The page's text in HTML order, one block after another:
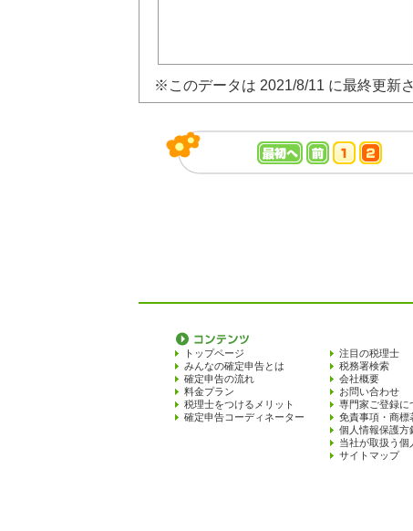
※このデータは 2021/8/11 に最終更新さ
トップページ
みんなの確定申告とは
確定申告の流れ
料金プラン
税理士をつけるメリット
確定申告コーディネーター
注目の税理士
税務署検索
会社概要
お問い合わせ
専門家ご登録に
免責事項・商標
個人情報保護方
当社が取扱う個
サイトマップ